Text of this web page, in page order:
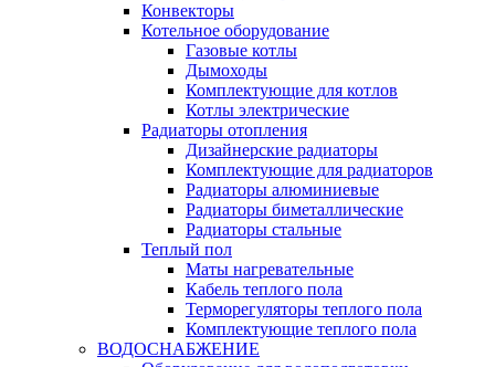
Конвекторы
Котельное оборудование
Газовые котлы
Дымоходы
Комплектующие для котлов
Котлы электрические
Радиаторы отопления
Дизайнерские радиаторы
Комплектующие для радиаторов
Радиаторы алюминиевые
Радиаторы биметаллические
Радиаторы стальные
Теплый пол
Маты нагревательные
Кабель теплого пола
Терморегуляторы теплого пола
Комплектующие теплого пола
ВОДОСНАБЖЕНИЕ